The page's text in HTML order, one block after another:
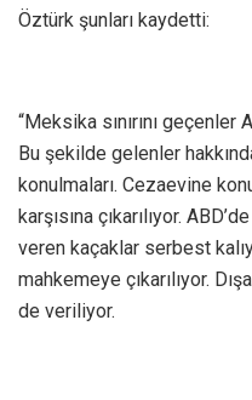
Öztürk şunları kaydetti:
“Meksika sınırını
Bu şekilde gelenler
konulmaları. Cezaevine
karşısına çıkarılıyor.
veren kaçaklar serbest
mahkemeye çıkarılıyor.
de veriliyor.